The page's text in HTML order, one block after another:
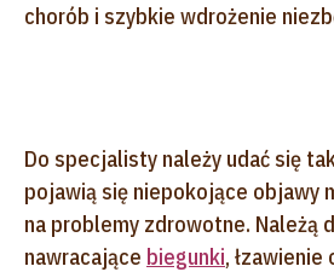
chorób i szybkie wdrożenie
Do specjalisty należy udać się
pojawią się niepokojące objawy
na problemy zdrowotne. Należą
nawracające biegunki, łzawienie